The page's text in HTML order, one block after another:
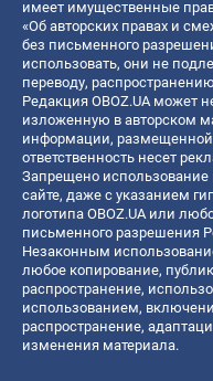
имеет имущественные
«Об авторских правах и
без письменного
использовать, они не
переводу,
Редакция OBOZ.UA может
изложенную в авторском
информации,
ответственность несет
Запрещено
сайте, даже с указанием
логотипа OBOZ.UA или
письменного разрешения
Незаконным
любое копирование,
распространение,
использованием,
распространение,
изменения материала.